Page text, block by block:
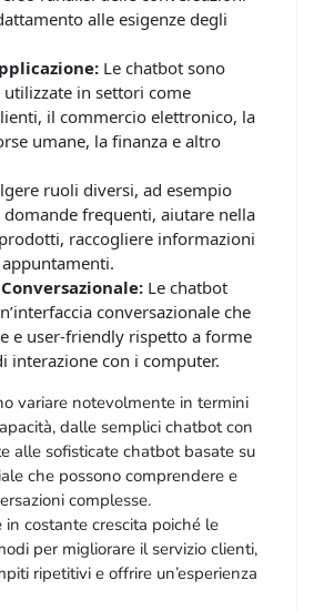
alle esigenze degli
Le chatbot sono
in settori come
il commercio elettronico, la
umane, la finanza e altro
ruoli diversi, ad esempio
domande frequenti, aiutare nella
raccogliere informazioni
Le chatbot
conversazionale che
e user-friendly rispetto a forme
interazione con i computer.
variare notevolmente in termini
dalle semplici chatbot con
alle sofisticate chatbot basate su
che possono comprendere e
complesse.
in costante crescita poiché le
per migliorare il servizio clienti,
ripetitivi e offrire un’esperienza